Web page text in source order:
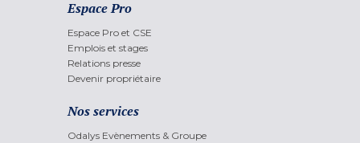
Espace Pro
Espace Pro et CSE
Emplois et stages
Relations presse
Devenir propriétaire
Nos services
Odalys Evènements & Groupe